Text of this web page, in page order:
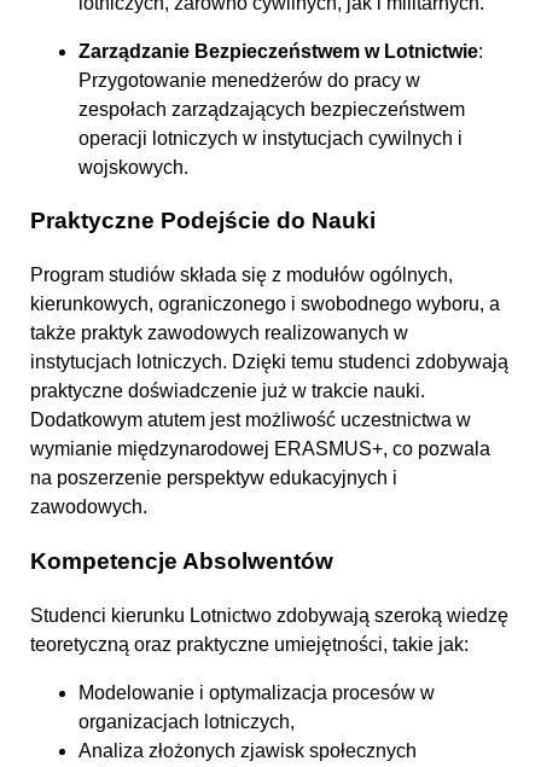
Zarządzanie Bezpieczeństwem w Lotnictwie:
Przygotowanie menedżerów do pracy w
zespołach zarządzających bezpieczeństwem
operacji lotniczych w instytucjach cywilnych i
wojskowych.
Praktyczne Podejście do Nauki
Program studiów składa się z modułów ogólnych,
kierunkowych, ograniczonego i swobodnego wyboru, a
także praktyk zawodowych realizowanych w
instytucjach lotniczych. Dzięki temu studenci zdobywają
praktyczne doświadczenie już w trakcie nauki.
Dodatkowym atutem jest możliwość uczestnictwa w
wymianie międzynarodowej ERASMUS+, co pozwala
na poszerzenie perspektyw edukacyjnych i
zawodowych.
Kompetencje Absolwentów
Studenci kierunku Lotnictwo zdobywają szeroką wiedzę
teoretyczną oraz praktyczne umiejętności, takie jak:
Modelowanie i optymalizacja procesów w
organizacjach lotniczych,
Analiza złożonych zjawisk społecznych